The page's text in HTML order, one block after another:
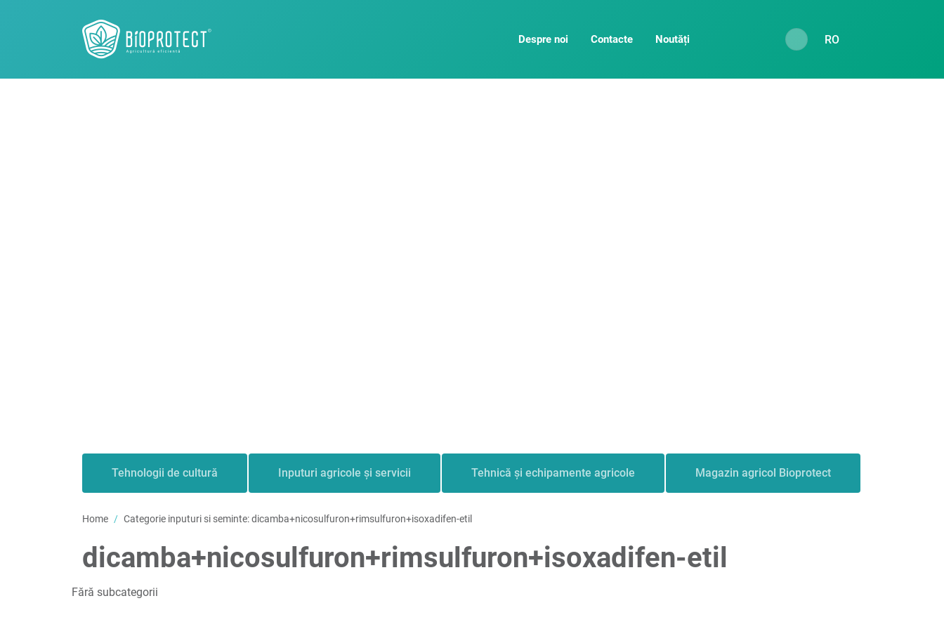
Despre noi Contacte Noutăți RO
Tehnologii de cultură Inputuri agricole și servicii Tehnică și echipamente agricole Magazin agricol Bioprotect
Home Categorie inputuri si seminte:dicamba+nicosulfuron+rimsulfuron+isoxadifen-etil
dicamba+nicosulfuron+rimsulfuron+isoxadifen-etil
Fără subcategorii